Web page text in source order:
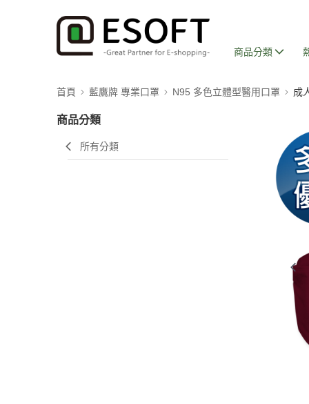
商品分類
首頁 藍鷹牌 專業口罩 N95 多色立體型醫用口罩 成
商品分類
所有分類